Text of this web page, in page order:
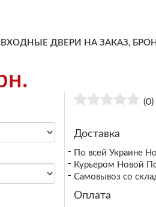
ВХОДНЫЕ ДВЕРИ НА ЗАКАЗ,
(0)
Доставка
По всей Украине
Курьером Новой
Самовывоз со
Оплата